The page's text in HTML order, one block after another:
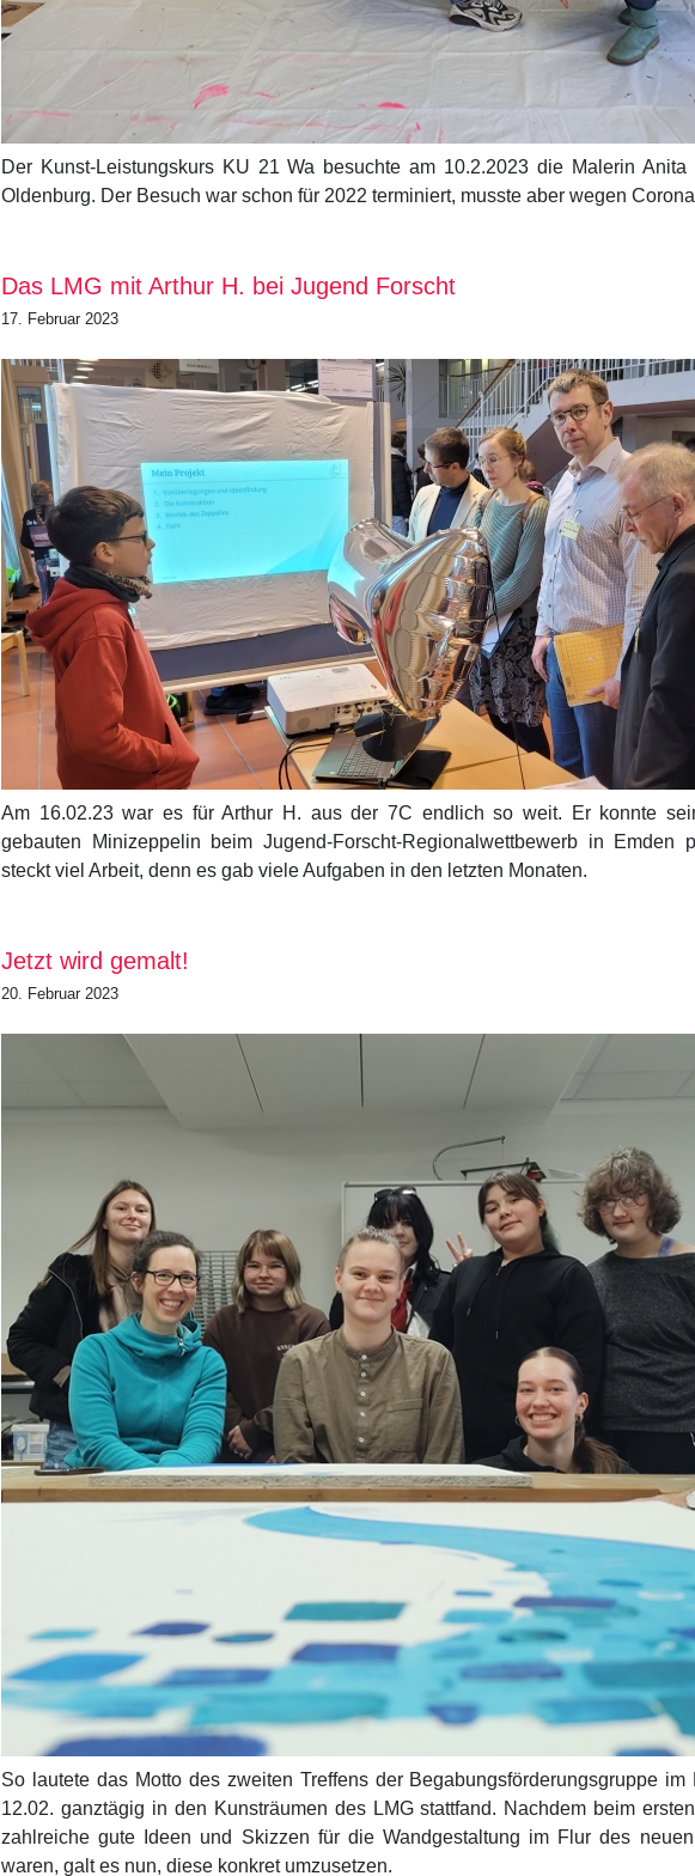
Der Kunst-Leistungskurs KU 21 Wa besuchte am 10.2.2023 die Malerin
Oldenburg. Der Besuch war schon für 2022 terminiert, musste aber wegen
Das LMG mit Arthur H. bei Jugend Forscht
17. Februar 2023
Am 16.02.23 war es für Arthur H. aus der 7C endlich so weit. Er konnte
gebauten Minizeppelin beim Jugend-Forscht-Regionalwettbewerb in Emden
steckt viel Arbeit, denn es gab viele Aufgaben in den letzten Monaten.
Jetzt wird gemalt!
20. Februar 2023
So lautete das Motto des zweiten Treffens der Begabungsförderungsgruppe
12.02. ganztägig in den Kunsträumen des LMG stattfand. Nachdem beim
zahlreiche gute Ideen und Skizzen für die Wandgestaltung im Flur des
waren, galt es nun, diese konkret umzusetzen.